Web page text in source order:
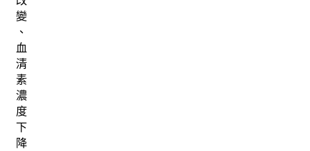
變
、
血
清
素
濃
度
下
降